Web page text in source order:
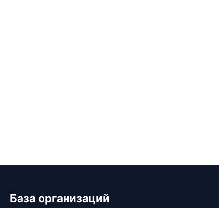
База организаций